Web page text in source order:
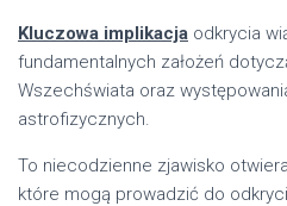
Kluczowa implikacja odkrycia
fundamentalnych założeń
Wszechświata oraz
astrofizycznych.
To niecodzienne zjawisko
które mogą prowadzić do